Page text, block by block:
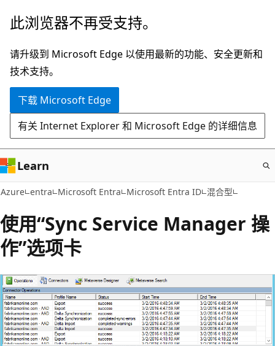
跳
主
要
内
此浏览器不再受支持。
请升级到 Microsoft Edge 以使用最新的功能、安全更新和
技术支持。
下载 Microsoft Edge
有关 Internet Explorer 和 Microsoft Edge 的详细信息
Learn
Azure entra Microsoft Entra Microsoft Entra ID 混合型
使用“Sync Service Manager 操
作”选项卡